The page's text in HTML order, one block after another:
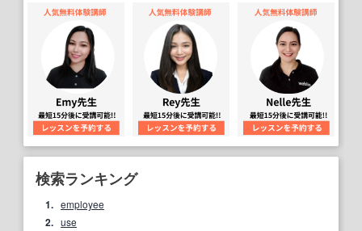
検索ランキング
1. employee
2. use